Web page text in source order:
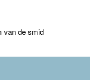
van de smid